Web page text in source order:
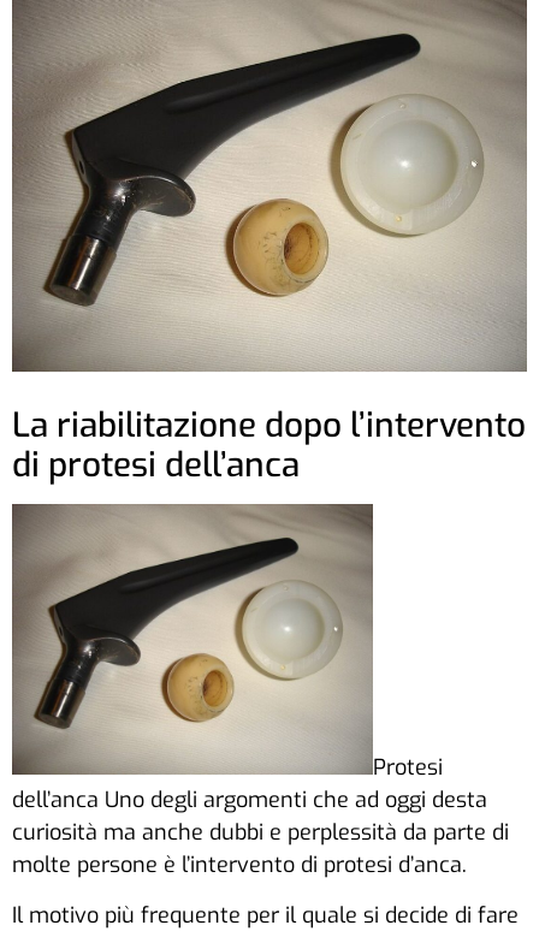
La riabilitazione dopo l’intervento
di protesi dell’anca
Protesi
dell’anca Uno degli argomenti che ad oggi desta
curiosità ma anche dubbi e perplessità da parte di
molte persone è l’intervento di protesi d’anca.
Il motivo più frequente per il quale si decide di fare